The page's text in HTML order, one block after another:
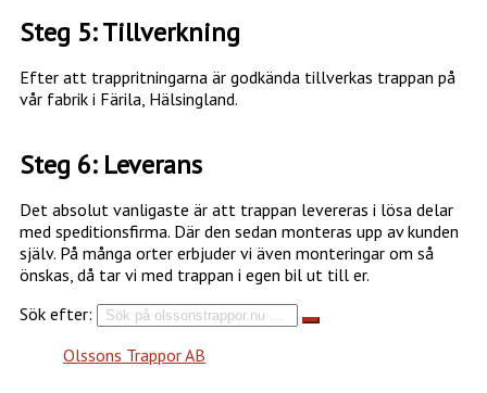
Steg 5: Tillverkning
Efter att trappritningarna är godkända tillverkas trappan på
vår fabrik i Färila, Hälsingland.
Steg 6: Leverans
Det absolut vanligaste är att trappan levereras i lösa delar
med speditionsfirma. Där den sedan monteras upp av kunden
själv. På många orter erbjuder vi även monteringar om så
önskas, då tar vi med trappan i egen bil ut till er.
Sök efter:
Olssons Trappor AB